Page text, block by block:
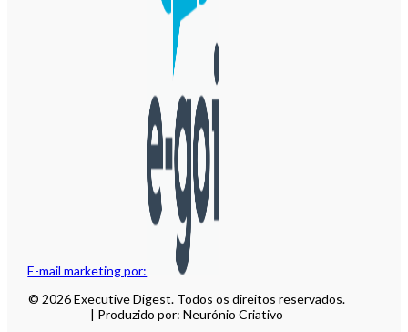
E-mail marketing por:
© 2026 Executive Digest. Todos os direitos reservados.
| Produzido por: Neurónio Criativo